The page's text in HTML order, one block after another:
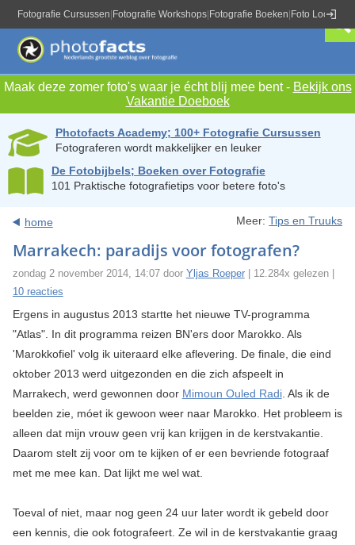
Fotografie Cursussen Fotografie Workshops Fotografie Boeken Foto Locaties
Maak deze zomer foto's waar je écht blij mee bent - Bekijk ons
Vakantie Doeboek
Photofacts Academy; 100+ Fotografie Cursussen
Fotograferen wordt makkelijker en leuker
De Fotobijbels; Boeken over Fotografie
101 Praktische fotografietips voor betere foto's
home Meer:Tips en Truuks
Marrakech: paradijs voor fotografen?
zondag 2 november 2014, 14:07 door Yljas Roeper| 12.284x gelezen |
10 reacties
Ergens in augustus 2013 startte het nieuwe TV-programma
"Atlas". In dit programma reizen BN'ers door Marokko. Als
'Marokkofiel' volg ik uiteraard elke aflevering. De finale, die eind
oktober 2013 werd uitgezonden en die zich afspeelt in
Marrakech, werd gewonnen door Mimoun Ouled Radi. Als ik de
beelden zie, móet ik gewoon weer naar Marokko. Het probleem is
alleen dat mijn vrouw geen vrij kan krijgen in de kerstvakantie.
Daarom stelt zij voor om te kijken of er een bevriende fotograaf
met me mee kan. Dat lijkt me wel wat.
Toeval of niet, maar nog geen 24 uur later wordt ik gebeld door
een kennis, die ook fotografeert. Ze wil in de kerstvakantie graag